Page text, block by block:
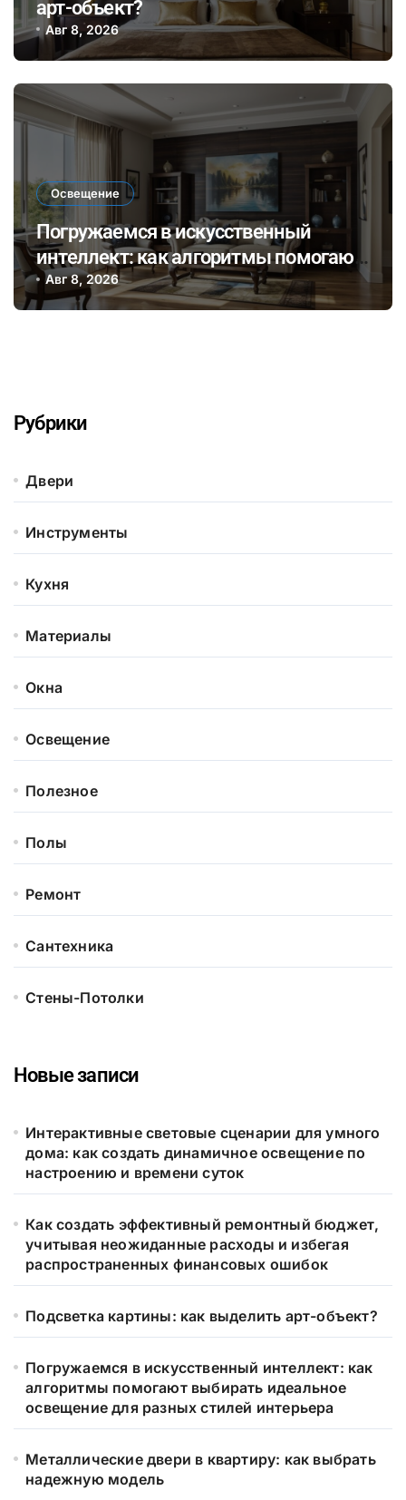
арт-объект?
Авг 8, 2026
Освещение
Погружаемся в искусственный
интеллект: как алгоритмы помогают
выбирать идеальное освещение для
разных стилей интерьера
Авг 8, 2026
Рубрики
Двери
Инструменты
Кухня
Материалы
Окна
Освещение
Полезное
Полы
Ремонт
Сантехника
Стены-Потолки
Новые записи
Интерактивные световые сценарии для умного
дома: как создать динамичное освещение по
настроению и времени суток
Как создать эффективный ремонтный бюджет,
учитывая неожиданные расходы и избегая
распространенных финансовых ошибок
Подсветка картины: как выделить арт-объект?
Погружаемся в искусственный интеллект: как
алгоритмы помогают выбирать идеальное
освещение для разных стилей интерьера
Металлические двери в квартиру: как выбрать
надежную модель